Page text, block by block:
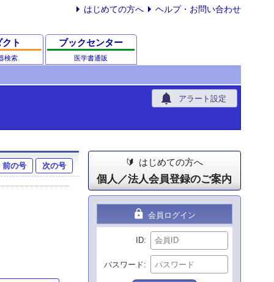
はじめての方へ ヘルプ・お問い合わせ
ト
検索
ブックセンター
医学書通販
notifications アラート設定
前の号 次の号 はじめての方へ
個人／法人会員登録のご案内
lock 会員ログイン
ID
パスワード